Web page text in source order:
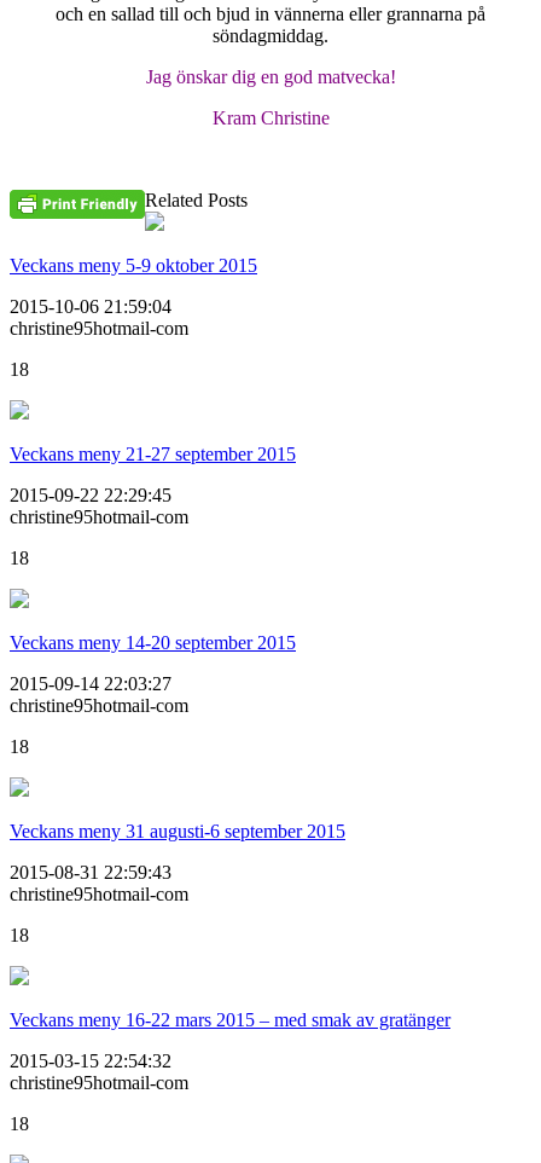
och en sallad till och bjud in vännerna eller grannarna på
söndagmiddag.
Jag önskar dig en god matvecka!
Kram Christine
Related Posts
Veckans meny 5-9 oktober 2015
2015-10-06 21:59:04
christine95hotmail-com
18
Veckans meny 21-27 september 2015
2015-09-22 22:29:45
christine95hotmail-com
18
Veckans meny 14-20 september 2015
2015-09-14 22:03:27
christine95hotmail-com
18
Veckans meny 31 augusti-6 september 2015
2015-08-31 22:59:43
christine95hotmail-com
18
Veckans meny 16-22 mars 2015 – med smak av gratänger
2015-03-15 22:54:32
christine95hotmail-com
18